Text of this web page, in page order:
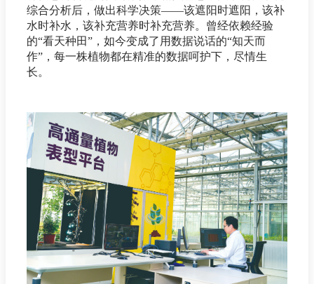
综合分析后，做出科学决策——该遮阳时遮阳，该补
水时补水，该补充营养时补充营养。曾经依赖经验
的“看天种田”，如今变成了用数据说话的“知天而
作”，每一株植物都在精准的数据呵护下，尽情生
长。